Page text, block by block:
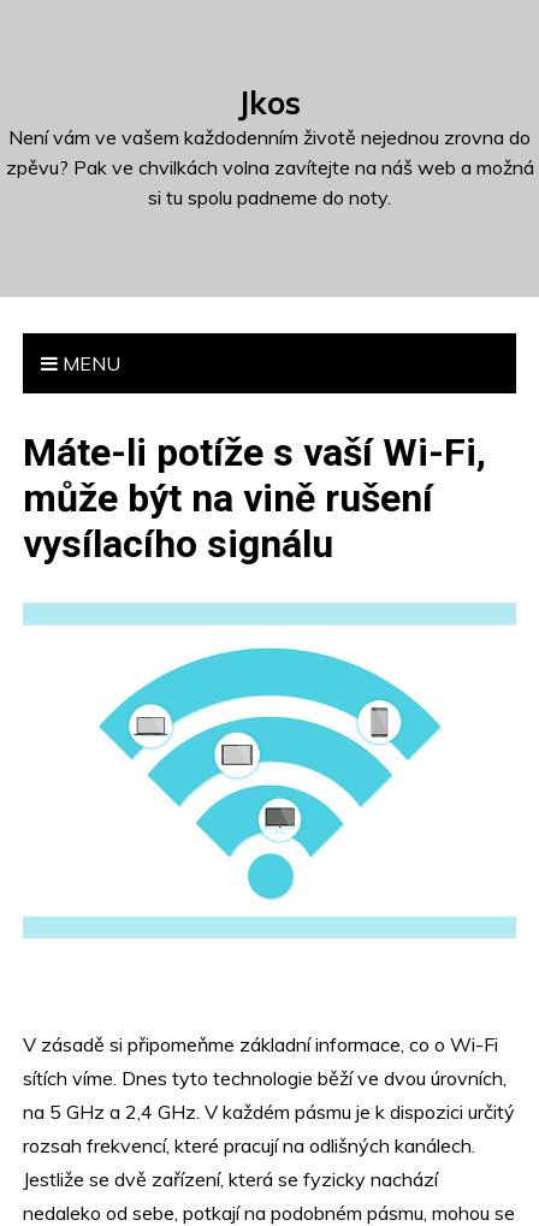
o
Jkos
Není vám ve vašem každodenním životě nejednou zrovna do
zpěvu? Pak ve chvilkách volna zavítejte na náš web a možná
si tu spolu padneme do noty.
MENU
Máte-li potíže s vaší Wi-Fi,
může být na vině rušení
vysílacího signálu
V zásadě si připomeňme základní informace, co o Wi-Fi
sítích víme. Dnes tyto technologie běží ve dvou úrovních,
na 5 GHz a 2,4 GHz. V každém pásmu je k dispozici určitý
rozsah frekvencí, které pracují na odlišných kanálech.
Jestliže se dvě zařízení, která se fyzicky nachází
nedaleko od sebe, potkají na podobném pásmu, mohou se